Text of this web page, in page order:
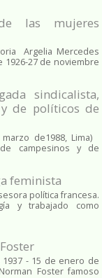
las mujeres
Argelia Mercedes
1926-27 de noviembre
sindicalista,
de políticos de
de1988, Lima)
campesinos y de
feminista
política francesa.
y trabajado como
- 15 de enero de
Foster famoso